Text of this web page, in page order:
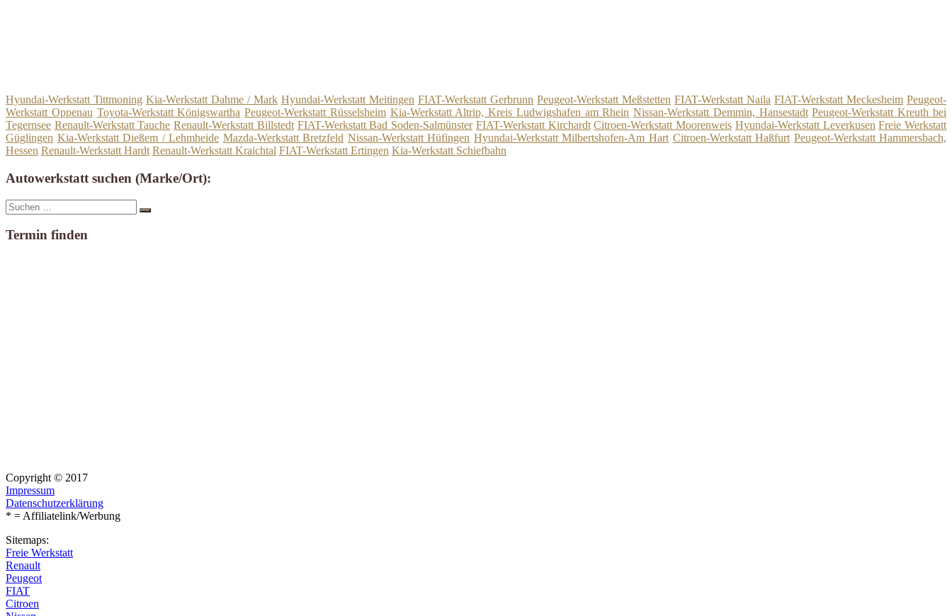
Hyundai-Werkstatt Tittmoning Kia-Werkstatt Dahme / Mark Hyundai-Werkstatt Meitingen FIAT-Werkstatt Gerbrunn Peugeot-Werkstatt Meßstetten FIAT-Werkstatt Naila FIAT-Werkstatt Meckesheim Peugeot-
Werkstatt Oppenau Toyota-Werkstatt Königswartha Peugeot-Werkstatt Rüsselsheim Kia-Werkstatt Altrip, Kreis Ludwigshafen am Rhein Nissan-Werkstatt Demmin, Hansestadt Peugeot-Werkstatt Kreuth bei
Tegernsee Renault-Werkstatt Tauche Renault-Werkstatt Billstedt FIAT-Werkstatt Bad Soden-Salmünster FIAT-Werkstatt Kirchardt Citroen-Werkstatt Moorenweis Hyundai-Werkstatt Leverkusen Freie Werkstatt
Güglingen Kia-Werkstatt Dießem / Lehmheide Mazda-Werkstatt Bretzfeld Nissan-Werkstatt Hüfingen Hyundai-Werkstatt Milbertshofen-Am Hart Citroen-Werkstatt Haßfurt Peugeot-Werkstatt Hammersbach,
Hessen Renault-Werkstatt Hardt Renault-Werkstatt Kraichtal FIAT-Werkstatt Ertingen Kia-Werkstatt Schiefbahn
Autowerkstatt suchen (Marke/Ort):
Suche
nach:
Suchen
Termin finden
Copyright © 2017
Impressum
Datenschutzerklärung
* = Affiliatelink/Werbung
Sitemaps:
Freie Werkstatt
Renault
Peugeot
FIAT
Citroen